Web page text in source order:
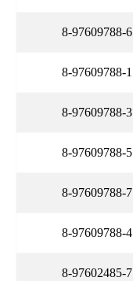
8-97609788-6
8-97609788-1
8-97609788-3
8-97609788-5
8-97609788-7
8-97609788-4
8-97602485-7